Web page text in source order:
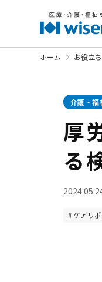
ホーム お役立
介護・福
厚
る
ケアリポ